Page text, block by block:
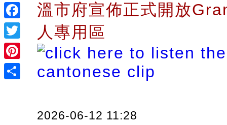
Facebook
Twitter
Pinterest
溫市府宣佈正式開放
人專用區
2026-06-12 11:28